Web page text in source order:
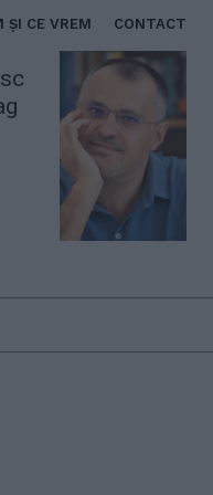
ȘI CE VREM CONTACT